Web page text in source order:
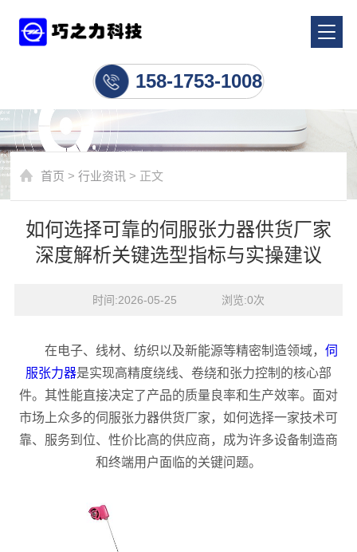
158-1753-1008
首页 >行业资讯 > 正文
如何选择可靠的伺服张力器供货厂家
深度解析关键选型指标与实操建议
时间:2026-05-25    浏览:0次
在电子、线材、纺织以及新能源等精密制造领域， 伺
服张力器是实现高精度绕线、卷绕和张力控制的核心部
件。其性能直接决定了产品的质量良率和生产效率。面对
市场上众多的伺服张力器供货厂家，如何选择一家技术可
靠、服务到位、性价比高的供应商，成为许多设备制造商
和终端用户面临的关键问题。